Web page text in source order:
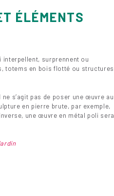
ÉLÉMENTS
interpellent, surprennent ou
totems en bois flotté ou structures
ne s’agit pas de poser une œuvre au
en pierre brute, par exemple,
une œuvre en métal poli sera